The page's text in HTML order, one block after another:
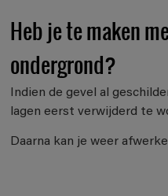
Heb je te maken
ondergrond?
Indien de gevel al
lagen eerst verwijderd te
Daarna kan je weer